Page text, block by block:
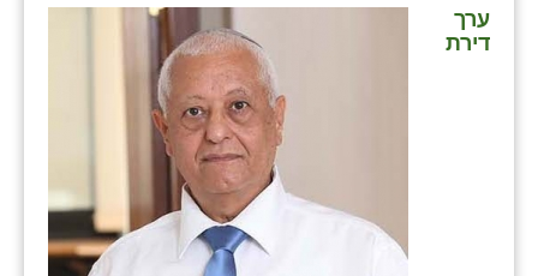
ערך
דירת